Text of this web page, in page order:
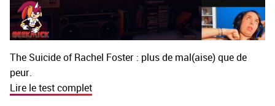
The Suicide of Rachel Foster : plus de mal(aise) que de
peur.
Lire le test complet